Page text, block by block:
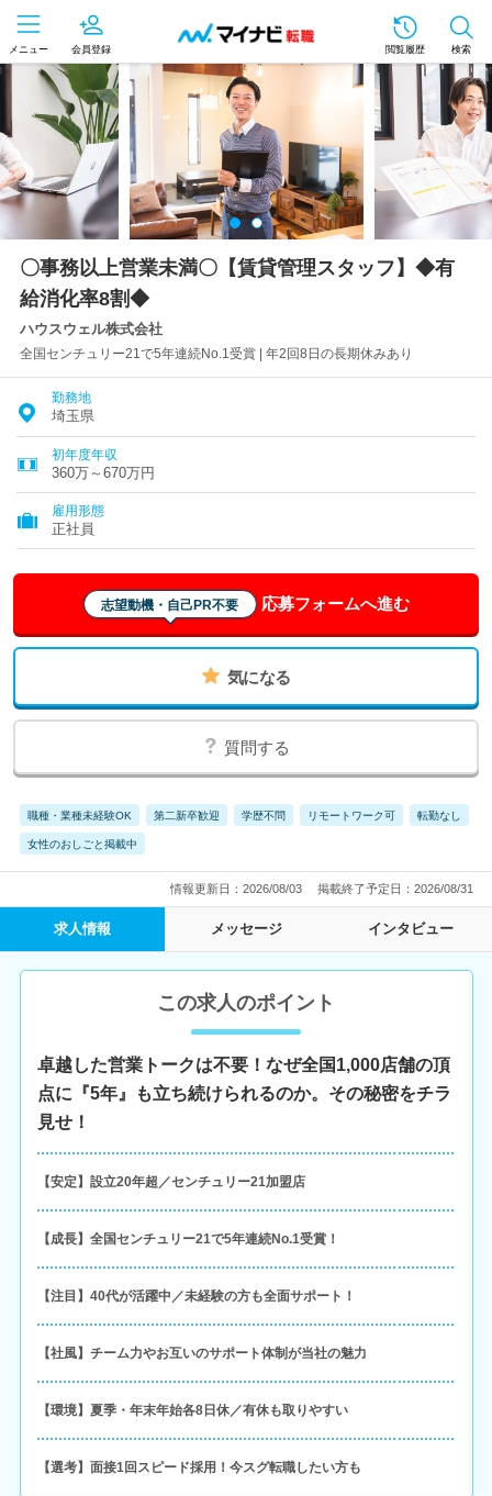
メニュー 会員登録 閲覧履歴 検索
〇事務以上営業未満〇【賃貸管理スタッフ】◆有
給消化率8割◆
ハウスウェル株式会社
全国センチュリー21で5年連続No.1受賞 | 年2回8日の長期休みあり
勤務地
埼玉県
初年度年収
360万～670万円
雇用形態
正社員
志望動機・自己PR不要 応募フォームへ進む
気になる
質問する
職種・業種未経験OK 第二新卒歓迎 学歴不問 リモートワーク可 転勤なし
女性のおしごと掲載中
情報更新日：2026/08/03 掲載終了予定日：2026/08/31
求人情報 メッセージ インタビュー
この求人のポイント
卓越した営業トークは不要！なぜ全国1,000店舗の頂
点に『5年』も立ち続けられるのか。その秘密をチラ
見せ！
【安定】設立20年超／センチュリー21加盟店
【成長】全国センチュリー21で5年連続No.1受賞！
【注目】40代が活躍中／未経験の方も全面サポート！
【社風】チーム力やお互いのサポート体制が当社の魅力
【環境】夏季・年末年始各8日休／有休も取りやすい
【選考】面接1回スピード採用！今スグ転職したい方も